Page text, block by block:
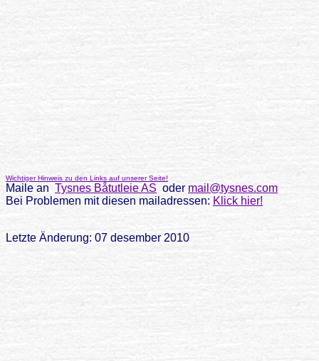
Wichtiger Hinweis zu den Links auf unserer Seite!
Maile an Tysnes Båtutleie AS oder mail@tysnes.com
Bei Problemen mit diesen mailadressen: Klick hier!
Letzte Änderung: 07 desember 2010